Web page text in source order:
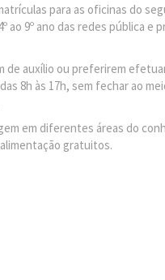
para as oficinas do
9º ano das redes pública e
de auxílio ou preferirem
8h às 17h, sem fechar ao
em diferentes áreas do
gratuitos.